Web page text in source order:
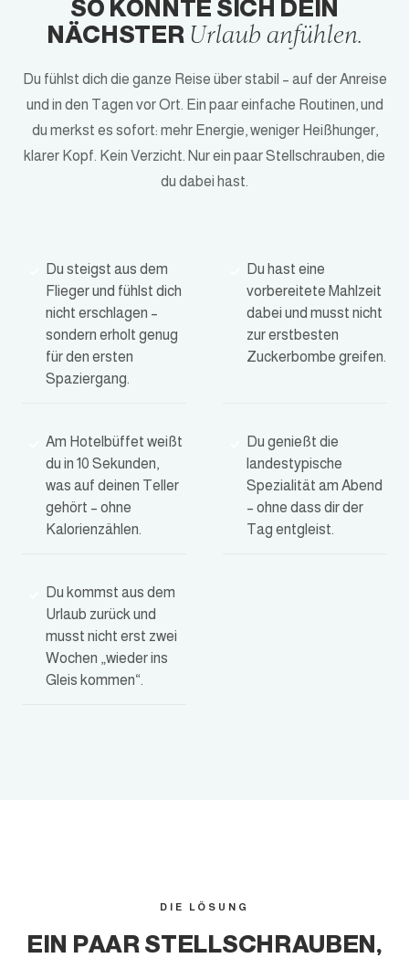
SO KÖNNTE SICH DEIN
NÄCHSTER Urlaub anfühlen.
Du fühlst dich die ganze Reise über stabil – auf der Anreise
und in den Tagen vor Ort. Ein paar einfache Routinen, und
du merkst es sofort: mehr Energie, weniger Heißhunger,
klarer Kopf. Kein Verzicht. Nur ein paar Stellschrauben, die
du dabei hast.
Du steigst aus dem
Flieger und fühlst dich
nicht erschlagen –
sondern erholt genug
für den ersten
Spaziergang.
Du hast eine
vorbereitete Mahlzeit
dabei und musst nicht
zur erstbesten
Zuckerbombe greifen.
Am Hotelbüffet weißt
du in 10 Sekunden,
was auf deinen Teller
gehört – ohne
Kalorienzählen.
Du genießt die
landestypische
Spezialität am Abend
– ohne dass dir der
Tag entgleist.
Du kommst aus dem
Urlaub zurück und
musst nicht erst zwei
Wochen „wieder ins
Gleis kommen“.
DIE LÖSUNG
EIN PAAR STELLSCHRAUBEN,